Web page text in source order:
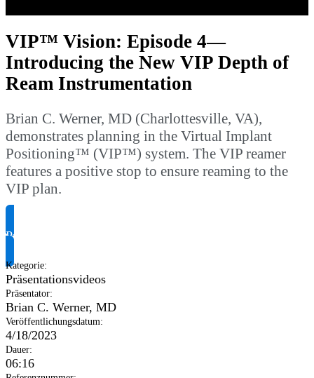
Video
VIP™ Vision: Episode 4—
Introducing the New VIP Depth of
Ream Instrumentation
Brian C. Werner, MD (Charlottesville, VA),
demonstrates planning in the Virtual Implant
Positioning™ (VIP™) system. The VIP reamer
features a positive stop to ensure reaming to the
VIP plan.
Produktinformationen anfragen
Kategorie:
Präsentationsvideos
Präsentator:
Brian C. Werner, MD
Veröffentlichungsdatum:
4/18/2023
Dauer:
06:16